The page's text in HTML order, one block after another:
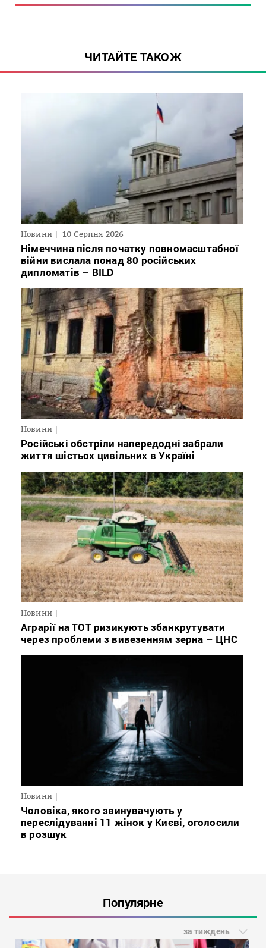
ЧИТАЙТЕ ТАКОЖ
Новини 10 Серпня 2026
Німеччина після початку повномасштабної
війни вислала понад 80 російських
дипломатів – BILD
Новини
Російські обстріли напередодні забрали
життя шістьох цивільних в Україні
Новини
Аграрії на ТОТ ризикують збанкрутувати
через проблеми з вивезенням зерна – ЦНС
Новини
Чоловіка, якого звинувачують у
переслідуванні 11 жінок у Києві, оголосили
в розшук
Популярне
за тиждень